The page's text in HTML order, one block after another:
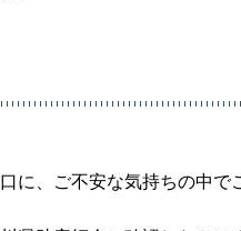
に、ご不安な気持ちの中